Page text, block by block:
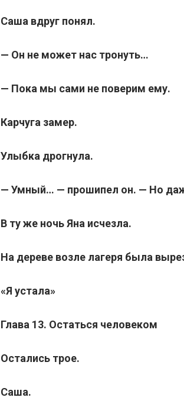
Саша вдруг понял.
— Он не может нас тронуть…
— Пока мы сами не поверим ему.
Карчуга замер.
Улыбка дрогнула.
— Умный… — прошипел он. — Но
В ту же ночь Яна исчезла.
На дереве возле лагеря была
«Я устала»
Глава 13. Остаться человеком
Остались трое.
Саша.